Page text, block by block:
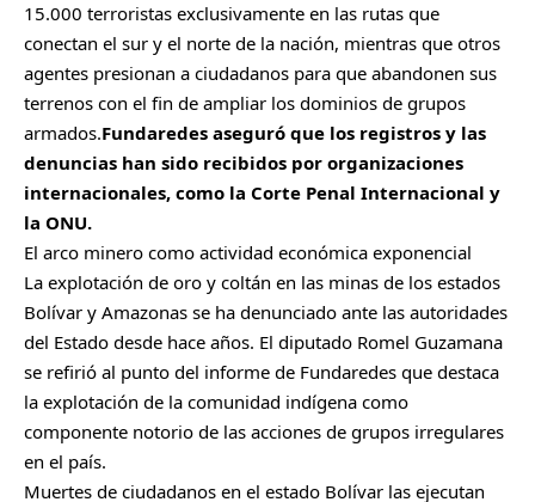
15.000 terroristas exclusivamente en las rutas que
conectan el sur y el norte de la nación, mientras que otros
agentes presionan a ciudadanos para que abandonen sus
terrenos con el fin de ampliar los dominios de grupos
armados.Fundaredes aseguró que los registros y las
denuncias han sido recibidos por organizaciones
internacionales, como la Corte Penal Internacional y
la ONU.
El arco minero como actividad económica exponencial
La explotación de oro y coltán en las minas de los estados
Bolívar y Amazonas se ha denunciado ante las autoridades
del Estado desde hace años. El diputado Romel Guzamana
se refirió al punto del informe de Fundaredes que destaca
la explotación de la comunidad indígena como
componente notorio de las acciones de grupos irregulares
en el país.
Muertes de ciudadanos en el estado Bolívar las ejecutan